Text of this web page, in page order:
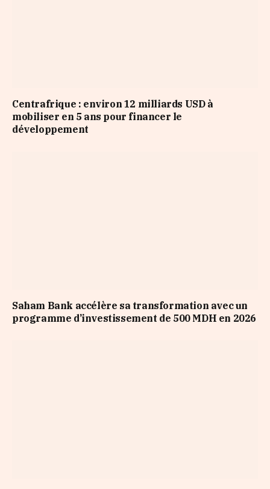
Centrafrique : environ 12 milliards USD à
mobiliser en 5 ans pour financer le
développement
Saham Bank accélère sa transformation avec un
programme d’investissement de 500 MDH en 2026